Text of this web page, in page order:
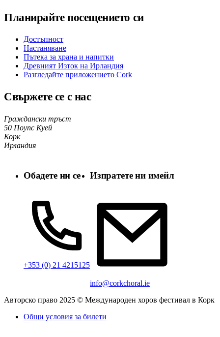
Планирайте посещението си
Достъпност
Настаняване
Пътека за храна и напитки
Древният Изток на Ирландия
Разгледайте приложението Cork
Свържете се с нас
Граждански тръст
50 Поупс Куей
Корк
Ирландия
Обадете ни се
+353 (0) 21 4215125
Изпратете ни имейл
info@corkchoral.ie
Авторско право 2025 © Международен хоров фестивал в Корк
Общи условия за билети
Политика за поверителност